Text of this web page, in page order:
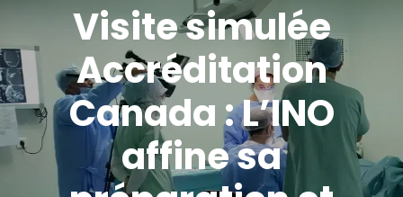
Visite simulée
Accréditation
Canada : L’INO
affine sa